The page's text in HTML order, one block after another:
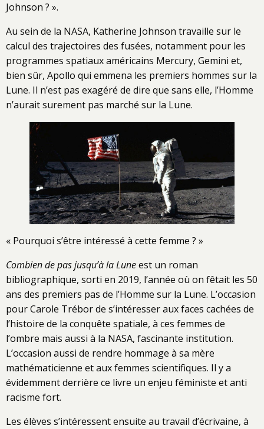
Johnson ? ».
Au sein de la NASA, Katherine Johnson travaille sur le
calcul des trajectoires des fusées, notamment pour les
programmes spatiaux américains Mercury, Gemini et,
bien sûr, Apollo qui emmena les premiers hommes sur la
Lune. Il n’est pas exagéré de dire que sans elle, l’Homme
n’aurait surement pas marché sur la Lune.
« Pourquoi s’être intéressé à cette femme ? »
Combien de pas jusqu’à la Luneest un roman
bibliographique, sorti en 2019, l’année où on fêtait les 50
ans des premiers pas de l’Homme sur la Lune. L’occasion
pour Carole Trébor de s’intéresser aux faces cachées de
l’histoire de la conquête spatiale, à ces femmes de
l’ombre mais aussi à la NASA, fascinante institution.
L’occasion aussi de rendre hommage à sa mère
mathématicienne et aux femmes scientifiques. Il y a
évidemment derrière ce livre un enjeu féministe et anti
racisme fort.
Les élèves s’intéressent ensuite au travail d’écrivaine, à